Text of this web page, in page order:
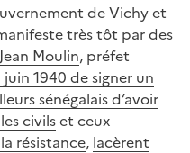
de Vichy et
très tôt par des
Jean Moulin, préfet
1940 de signer un
sénégalais d’avoir
civilset ceux
résistance, lacèrent